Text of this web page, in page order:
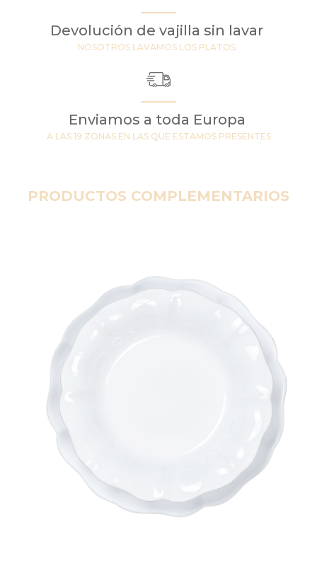
Devolución de vajilla sin lavar
NOSOTROS LAVAMOS LOS PLATOS
Enviamos a toda Europa
A LAS 19 ZONAS EN LAS QUE ESTAMOS PRESENTES
PRODUCTOS COMPLEMENTARIOS